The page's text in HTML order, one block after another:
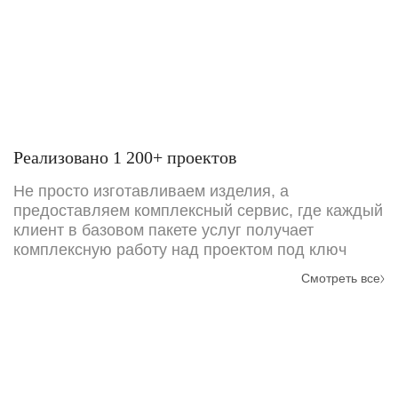
Реализовано 1 200+ проектов
Не просто изготавливаем изделия, а
предоставляем комплексный сервис, где каждый
клиент в базовом пакете услуг получает
комплексную работу над проектом под ключ
Смотреть все